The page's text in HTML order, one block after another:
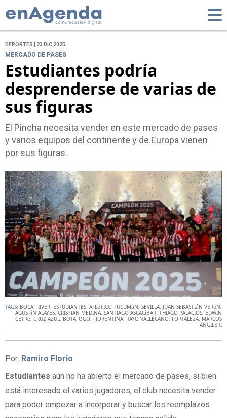
DEPORTES | 23 DIC 2025
MERCADO DE PASES
Estudiantes podría
desprenderse de varias de
sus figuras
El Pincha necesita vender en este mercado de pases
y varios equipos del continente y de Europa vienen
por sus figuras.
TAGS: BOCA, RIVER, ESTUDIANTES, ATLéTICO TUCUMáN, SEVILLA, JUAN SEBASTIáN VERóN,
AGUSTíN ALAYES, CRISTIAN MEDINA, SANTIAGO ASCACíBAR, THIAGO PALACIOS, EDWIN
CETRé, CRUZ AZUL, BOTAFOGO, FIORENTINA, RAYO VALLECANO, FORTALEZA, MARCOS
ANGILERI
Por: Ramiro Florio
Estudiantes aún no ha abierto el mercado de pases, si bien
está interesado el varios jugadores, el club necesita vender
para poder empezar a incorporar y buscar los reemplazos